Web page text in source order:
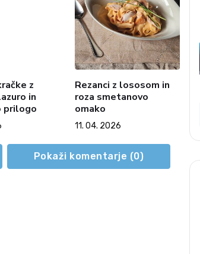
z
in
prilogo
Rezanci z lososom in
roza smetanovo
omako
11. 04. 2026
Pokaži komentarje (0)